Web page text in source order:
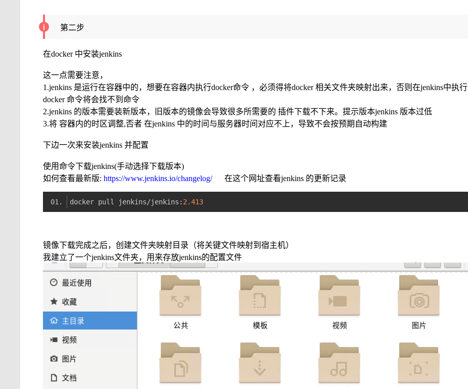
第二步
在docker 中安装jenkins
这一点需要注意，
1.jenkins 是运行在容器中的，想要在容器内执行docker命令 ，必须得将docker 相关文件夹映射出来，否则在jenkins中执行
docker 命令将会找不到命令
2.jenkins 的版本需要装新版本，旧版本的镜像会导致很多所需要的 插件下载不下来。提示版本jenkins 版本过低
3.将 容器内的时区调整,否者 在jenkins 中的时间与服务器时间对应不上，导致不会按预期自动构建
下边一次来安装jenkins 并配置
使用命令下载jenkins(手动选择下载版本)
如何查看最新版:https://www.jenkins.io/changelog/在这个网址查看jenkins 的更新记录
docker pull jenkins/jenkins: 2.413
镜像下载完成之后，创建文件夹映射目录（将关键文件映射到宿主机）
我建立了一个jenkins文件夹，用来存放jenkins的配置文件